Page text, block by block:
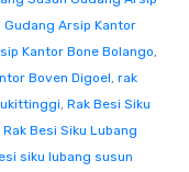
Gudang Arsip Kantor
Kantor Bone Bolango,
Boven Digoel, rak
, Rak Besi Siku
Rak Besi Siku Lubang
siku lubang susun